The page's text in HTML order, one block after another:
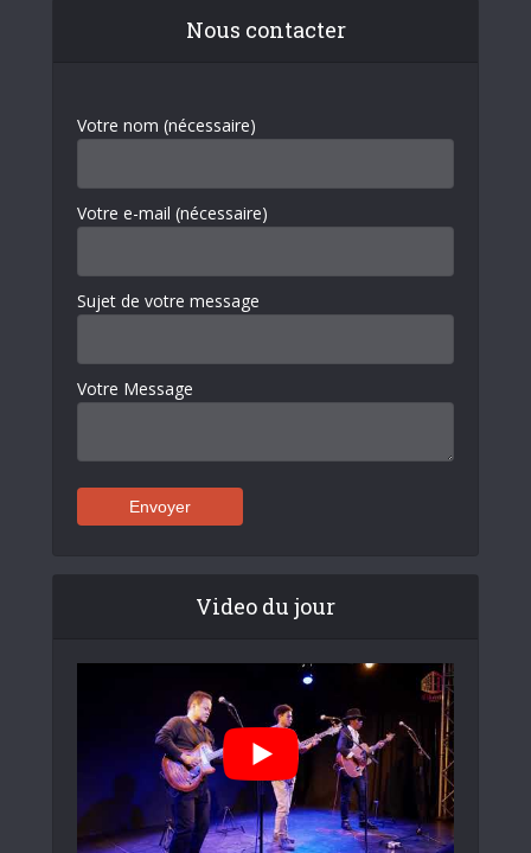
Nous contacter
Votre nom (nécessaire)
Votre e-mail (nécessaire)
Sujet de votre message
Votre Message
Video du jour